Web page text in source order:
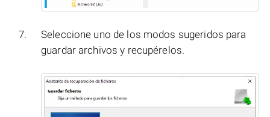
Seleccione uno de los modos sugeridos para
guardar archivos y recupérelos.